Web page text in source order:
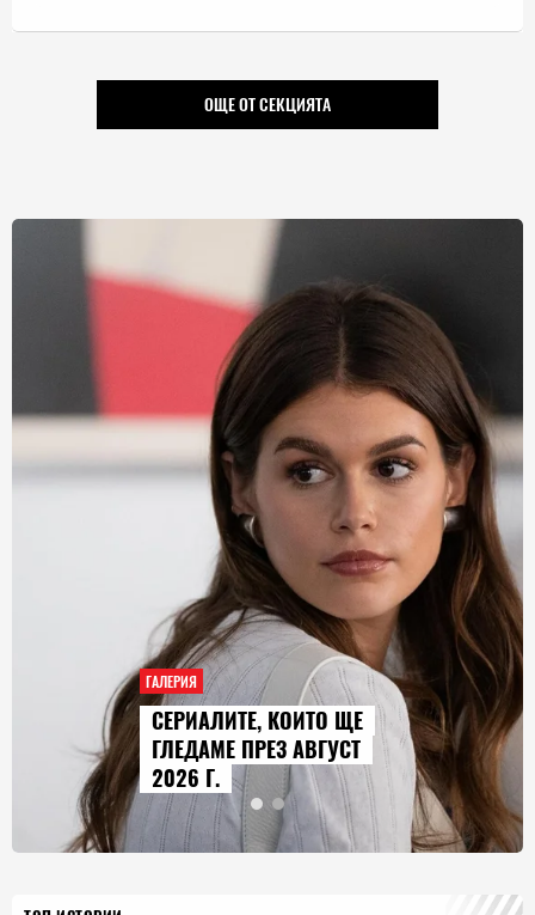
ОЩЕ ОТ СЕКЦИЯТА
ГАЛЕРИЯ
AUDI Q9 СТАВА НАЙ-
ГОЛЕМИЯТ МОДЕЛ В
ИСТОРИЯТА НА МАРКАТА